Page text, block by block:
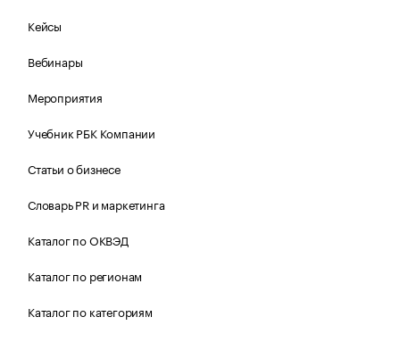
Кейсы
Вебинары
Мероприятия
Учебник РБК Компании
Статьи о бизнесе
Словарь PR и маркетинга
Каталог по ОКВЭД
Каталог по регионам
Каталог по категориям